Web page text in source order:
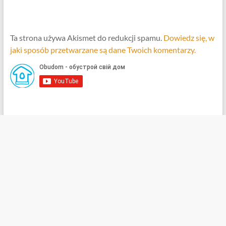
Ta strona używa Akismet do redukcji spamu. Dowiedz się, w
jaki sposób przetwarzane są dane Twoich komentarzy.